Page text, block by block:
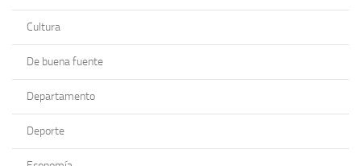
Cultura
De buena fuente
Departamento
Deporte